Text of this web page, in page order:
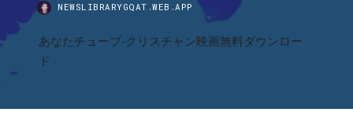
NEWSLIBRARYGQAT.WEB.APP
あなたチューブ-クリスチャン映画無料ダウンロー
ド